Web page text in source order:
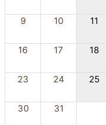
9 10 11
16 17 18
23 24 25
30 31